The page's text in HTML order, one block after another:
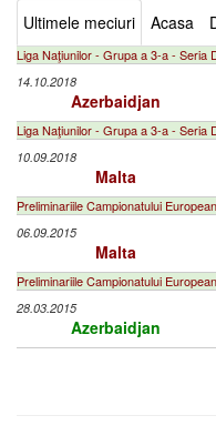
Ultimele meciuri Acasa
Liga Naţiunilor - Grupa a 3-a - Seria
14.10.2018
Azerbaidjan
Liga Naţiunilor - Grupa a 3-a - Seria
10.09.2018
Malta
Preliminariile Campionatului
06.09.2015
Malta
Preliminariile Campionatului
28.03.2015
Azerbaidjan